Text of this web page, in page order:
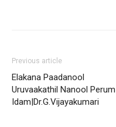
Previous article
Elakana Paadanool
Uruvaakathil Nanool Perum
Idam|Dr.G.Vijayakumari